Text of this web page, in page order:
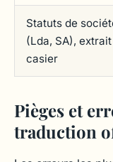
Statuts de
(Lda, SA),
casier
Pièges et
traduction